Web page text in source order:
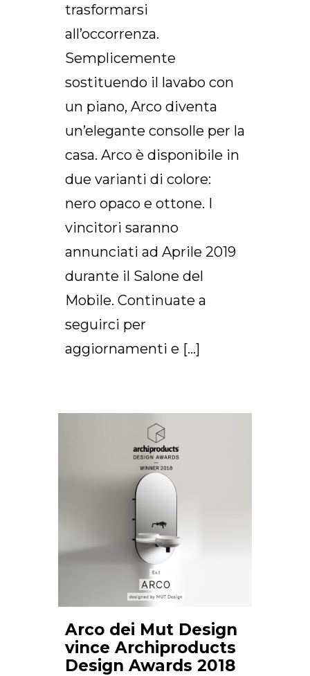
trasformarsi
all’occorrenza.
Semplicemente
sostituendo il lavabo con
un piano, Arco diventa
un’elegante consolle per la
casa. Arco è disponibile in
due varianti di colore:
nero opaco e ottone. I
vincitori saranno
annunciati ad Aprile 2019
durante il Salone del
Mobile. Continuate a
seguirci per
aggiornamenti e […]
Arco dei Mut Design
vince Archiproducts
Design Awards 2018